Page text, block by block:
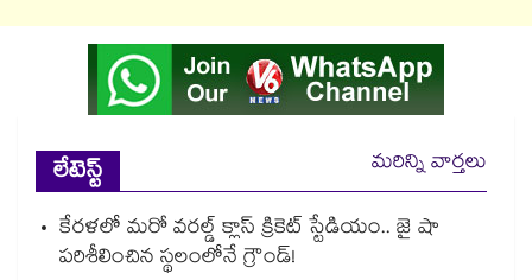
లేటెస్ట్
మరిన్ని వార్తలు
కేరళలో మరో వరల్డ్ క్లాస్ క్రికెట్ స్టేడియం.. జై షా
పరిశీలించిన స్థలంలోనే గ్రౌండ్!